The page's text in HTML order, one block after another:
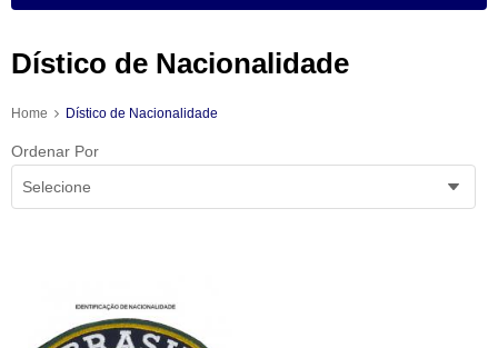
Dístico de Nacionalidade
Home Dístico de Nacionalidade
Ordenar Por
Selecione